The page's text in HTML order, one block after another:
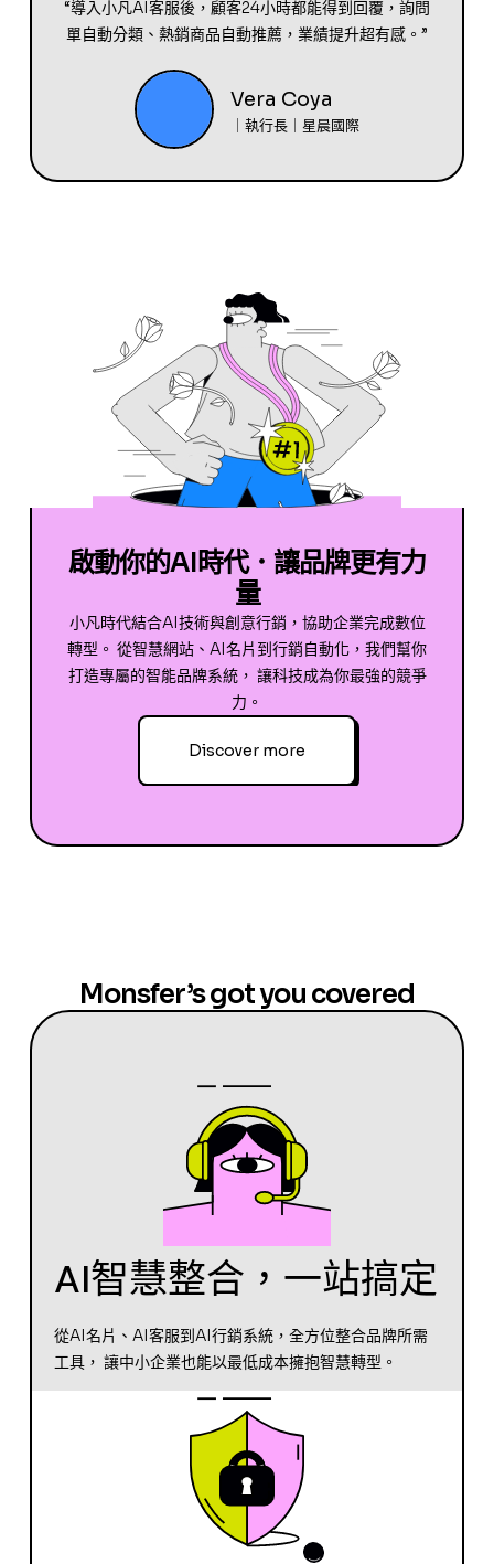
“導入小凡AI客服後，顧客24小時都能得到回覆，詢問
單自動分類、熱銷商品自動推薦，業績提升超有感。”
Vera Coya
｜執行長｜星晨國際
啟動你的AI時代．讓品牌更有力
量
小凡時代結合AI技術與創意行銷，協助企業完成數位
轉型。 從智慧網站、AI名片到行銷自動化，我們幫你
打造專屬的智能品牌系統， 讓科技成為你最強的競爭
力。
Discover more
Monsfer’s got you covered
AI智慧整合，一站搞定
從AI名片、AI客服到AI行銷系統，全方位整合品牌所需
工具， 讓中小企業也能以最低成本擁抱智慧轉型。